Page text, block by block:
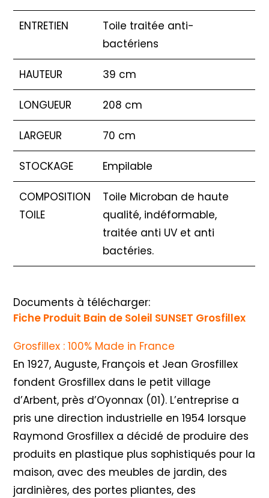
ENTRETIEN
Toile traitée anti-
bactériens
HAUTEUR 39 cm
LONGUEUR 208 cm
LARGEUR 70 cm
STOCKAGE Empilable
COMPOSITION
TOILE
Toile Microban de haute
qualité, indéformable,
traitée anti UV et anti
bactéries.
Documents à télécharger:
Fiche Produit Bain de Soleil SUNSET Grosfillex
Grosfillex : 100% Made in France
En 1927, Auguste, François et Jean Grosfillex
fondent Grosfillex dans le petit village
d’Arbent, près d’Oyonnax (01). L’entreprise a
pris une direction industrielle en 1954 lorsque
Raymond Grosfillex a décidé de produire des
produits en plastique plus sophistiqués pour la
maison, avec des meubles de jardin, des
jardinières, des portes pliantes, des